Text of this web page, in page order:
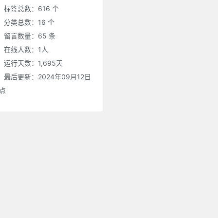
标签总数：616 个
分类总数：16 个
留言数量：65 条
在线人数： 1 人
运行天数：1,695天
最后更新：2024年09月12日